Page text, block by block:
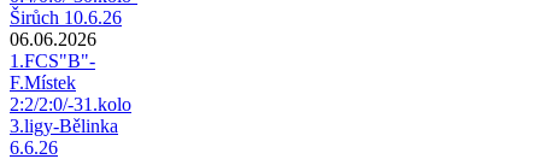
Širůch 10.6.26
06.06.2026
1.FCS"B"-
F.Místek
2:2/2:0/-31.kolo
3.ligy-Bělinka
6.6.26